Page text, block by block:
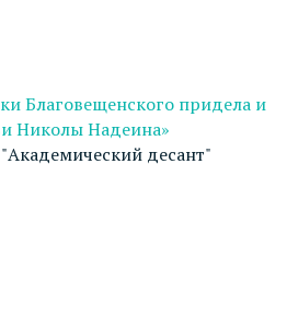
Благовещенского придела и
Николы Надеина»
десант"